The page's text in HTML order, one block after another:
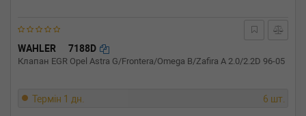
WAHLER 7188D
Клапан EGR Opel Astra G/Frontera/Omega B/Zafira A 2.0/2.2D 96-05
Термін 1 дн. 6 шт.